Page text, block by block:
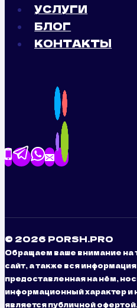
УСЛУГИ
БЛОГ
КОНТАКТЫ
© 2026 PORSH.PRO
Обращаем ваше внимание на
сайт, а также вся
предоставленная на нём,
информационный характер и
является публичной